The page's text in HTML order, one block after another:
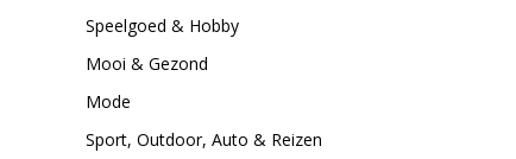
Speelgoed & Hobby
Mooi & Gezond
Mode
Sport, Outdoor, Auto & Reizen